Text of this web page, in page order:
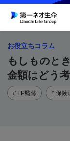
お役立ちコラム
もしものと
金額はどう
# FP監修 # 保険